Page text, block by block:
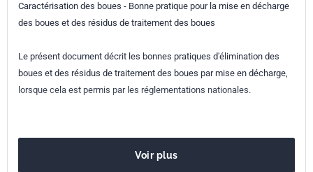
Indice de
X33-022
Numéro de tirage
Parenté
CEN/TR 15126:2005
Caractérisation des boues - Bonne pratique pour la mise en décharge
des boues et des résidus de traitement des boues
Le présent document décrit les bonnes pratiques d'élimination des
boues et des résidus de traitement des boues par mise en décharge,
lorsque cela est permis par les réglementations nationales.
Voir plus